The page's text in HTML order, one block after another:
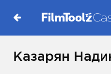
Казарян